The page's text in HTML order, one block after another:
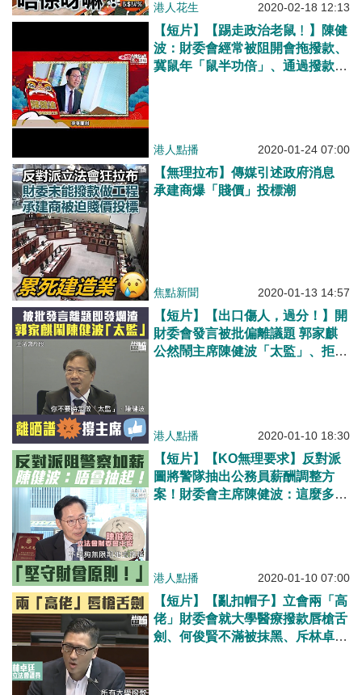
港人花生 2020-02-18 12:13
【短片】【踢走政治老鼠﹗】陳健
波：財委會經常被阻開會拖撥款、
冀鼠年「鼠半功倍」、通過撥款有
港人點播 2020-01-24 07:00
【無理拉布】傳媒引述政府消息
承建商爆「賤價」投標潮
焦點新聞 2020-01-13 14:57
【短片】【出口傷人，過分！】開
財委會發言被批偏離議題 郭家麒
公然鬧主席陳健波「太監」、拒收
港人點播 2020-01-10 18:30
【短片】【KO無理要求】反對派
圖將警隊抽出公務員薪酬調整方
案！財委會主席陳健波​：這麼多年
港人點播 2020-01-10 07:00
【短片】【亂​扣帽子】立會兩「高
佬」財委會就大學醫療撥款唇槍舌
劍、​何俊賢不滿被抹黑、斥林卓廷